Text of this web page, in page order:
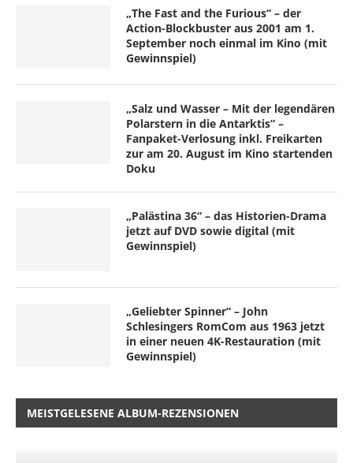
„The Fast and the Furious“ – der
Action-Blockbuster aus 2001 am 1.
September noch einmal im Kino (mit
Gewinnspiel)
„Salz und Wasser – Mit der legendären
Polarstern in die Antarktis“ –
Fanpaket-Verlosung inkl. Freikarten
zur am 20. August im Kino startenden
Doku
„Palästina 36“ – das Historien-Drama
jetzt auf DVD sowie digital (mit
Gewinnspiel)
„Geliebter Spinner“ – John
Schlesingers RomCom aus 1963 jetzt
in einer neuen 4K-Restauration (mit
Gewinnspiel)
MEISTGELESENE ALBUM-REZENSIONEN